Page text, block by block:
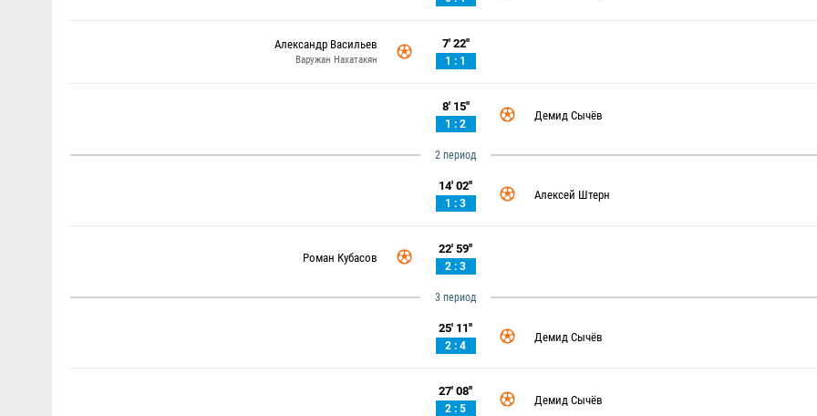
Александр Васильев
Варужан Нахатакян
7' 22''
1 : 1
8' 15''
1 : 2
Демид Сычёв
2 период
14' 02''
1 : 3
Алексей Штерн
Роман Кубасов
22' 59''
2 : 3
3 период
25' 11''
2 : 4
Демид Сычёв
27' 08''
2 : 5
Демид Сычёв